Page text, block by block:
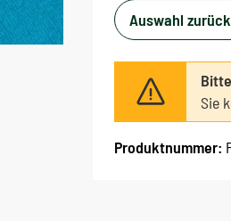
Auswahl
Sie
Produktnummer: